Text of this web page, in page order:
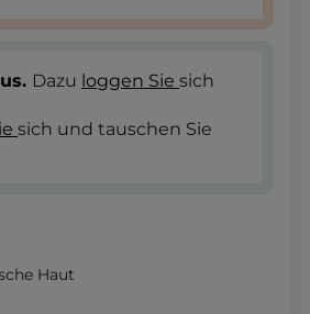
Dazu loggen Sie sich
sich und tauschen Sie
Haut